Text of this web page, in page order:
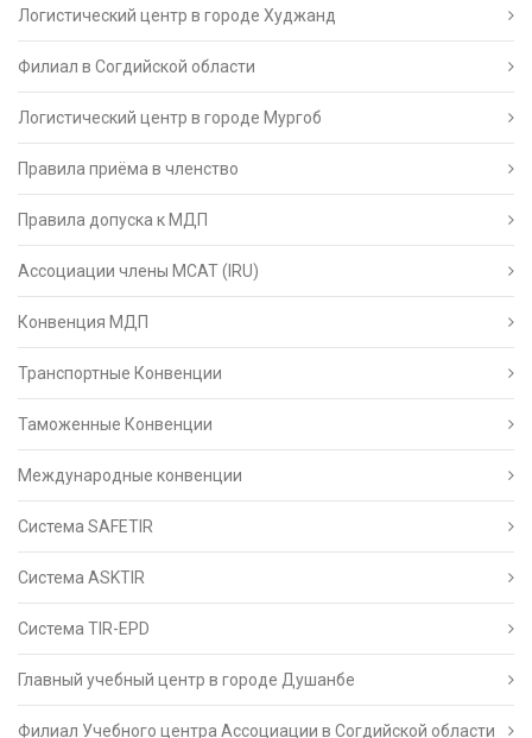
Логистический центр в городе Худжанд
Филиал в Согдийской области
Логистический центр в городе Мургоб
Правила приёма в членство
Правила допуска к МДП
Ассоциации члены МСАТ (IRU)
Конвенция МДП
Транспортные Конвенции
Таможенные Конвенции
Международные конвенции
Система SAFETIR
Система ASKTIR
Система TIR-EPD
Главный учебный центр в городе Душанбе
Филиал Учебного центра Ассоциации в Согдийской области